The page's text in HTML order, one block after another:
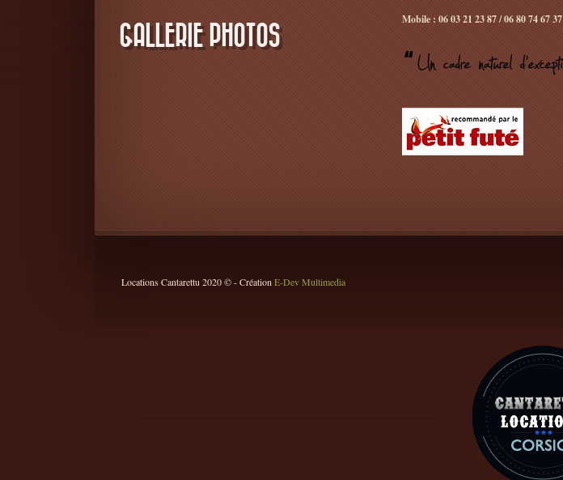
GALLERIE PHOTOS
Mobile : 06 03 21 23 87 / 06 80 74 67 37
Locations Cantarettu 2020 © - Création E-Dev Multimedia